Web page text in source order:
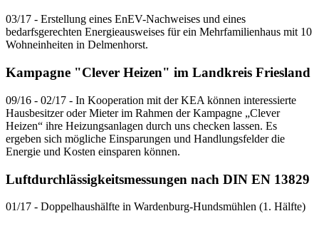
03/17 - Erstellung eines EnEV-Nachweises und eines
bedarfsgerechten Energieausweises für ein Mehrfamilienhaus mit 10
Wohneinheiten in Delmenhorst.
Kampagne "Clever Heizen" im Landkreis Friesland
09/16 - 02/17 - In Kooperation mit der KEA können interessierte
Hausbesitzer oder Mieter im Rahmen der Kampagne „Clever
Heizen“ ihre Heizungsanlagen durch uns checken lassen. Es
ergeben sich mögliche Einsparungen und Handlungsfelder die
Energie und Kosten einsparen können.
Luftdurchlässigkeitsmessungen nach DIN EN 13829
01/17 - Doppelhaushälfte in Wardenburg-Hundsmühlen (1. Hälfte)